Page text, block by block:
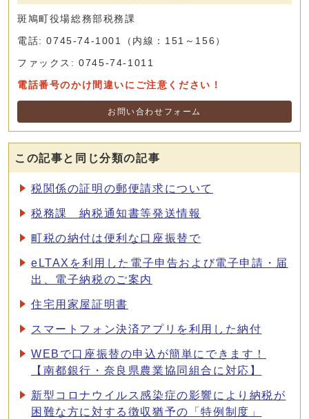
斑鳩町役場総務部税務課
電話: 0745-74-1001（内線：151～156）
ファックス: 0745-74-1011
電話番号のかけ間違いにご注意ください！
お問い合わせフォーム
この記事と同じ分類の記事
税関係の証明の郵便請求について
税務課 納税通知書等発送情報
町税の納付は便利な口座振替で
eLTAXを利用した電子申告および電子申請・届
出、電子納税のご案内
住宅用家屋証明書
スマートフォン決済アプリを利用した納付
WEBで口座振替の申込が簡単にできます！
【南都銀行・奈良県農業協同組合に対応】
新型コロナウイルス感染症の影響により納税が
困難な方に対する徴収猶予の「特例制度」